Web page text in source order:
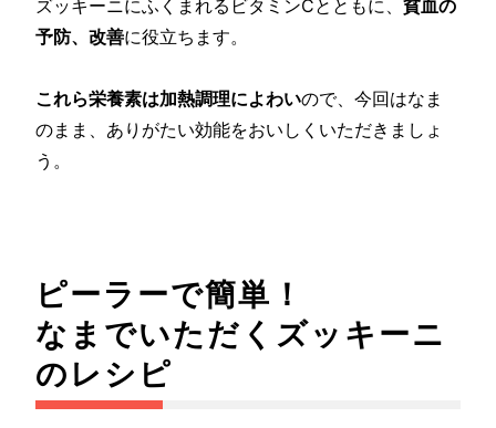
ズッキーニにふくまれるビタミンCとともに、貧血の
予防、改善に役立ちます。
これら栄養素は加熱調理によわいので、今回はなま
のまま、ありがたい効能をおいしくいただきましょ
う。
ピーラーで簡単！
なまでいただくズッキーニ
のレシピ